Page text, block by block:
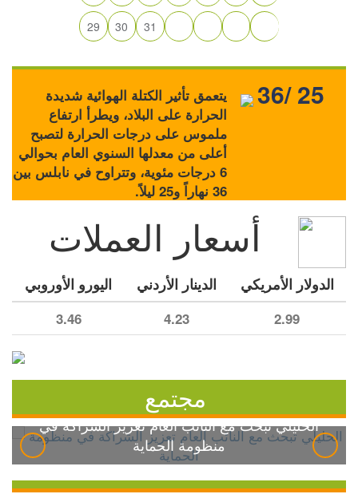
29 30 31
يتعمق تأثير الكتلة الهوائية شديدة
الحرارة على البلاد، ويطرأ ارتفاع
ملموس على درجات الحرارة لتصبح
أعلى من معدلها السنوي العام بحوالي
6 درجات مئوية، وتتراوح في نابلس بين
36 نهاراً و25 ليلاً.
36/ 25
أسعار العملات
الدولار الأمريكي الدينار الأردني اليورو الأوروبي
2.99
4.23
3.46
مجتمع
الخليلي تبحث مع النائب العام تعزيز الشراكة في
منظومة الحماية